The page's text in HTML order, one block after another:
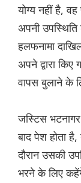
योग्य नहीं है,
अपनी
हलफनामा
अपने द्वारा
वापस बुलाने के
जस्टिस
बाद पेश होता
दौरान उसकी
भरने के लिए